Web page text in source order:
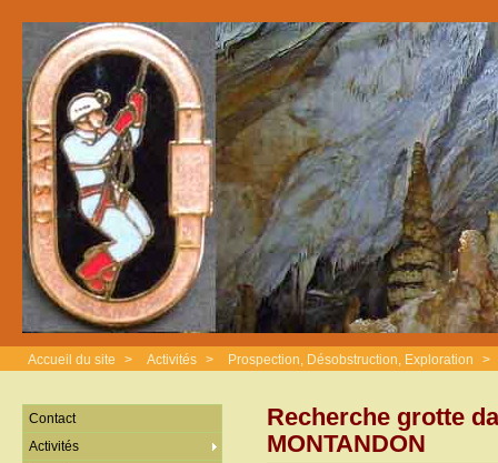
Accueil du site > Activités > Prospection, Désobstruction, Exploration >
Recherche grotte
MONTANDON
Contact
Activités